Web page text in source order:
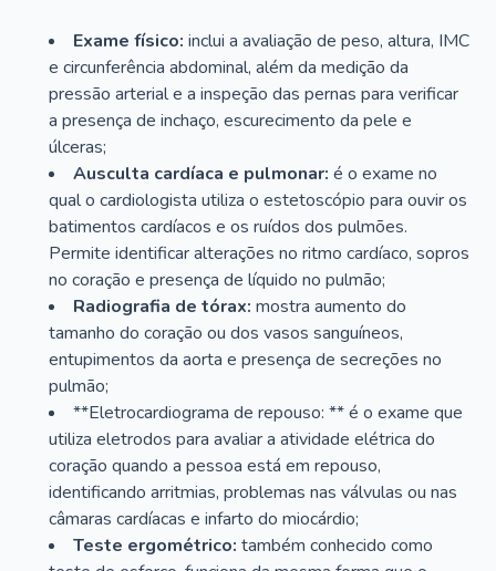
Exame físico: inclui a avaliação de peso, altura, IMC
e circunferência abdominal, além da medição da
pressão arterial e a inspeção das pernas para verificar
a presença de inchaço, escurecimento da pele e
úlceras;
Ausculta cardíaca e pulmonar: é o exame no
qual o cardiologista utiliza o estetoscópio para ouvir os
batimentos cardíacos e os ruídos dos pulmões.
Permite identificar alterações no ritmo cardíaco, sopros
no coração e presença de líquido no pulmão;
Radiografia de tórax: mostra aumento do
tamanho do coração ou dos vasos sanguíneos,
entupimentos da aorta e presença de secreções no
pulmão;
**Eletrocardiograma de repouso: ** é o exame que
utiliza eletrodos para avaliar a atividade elétrica do
coração quando a pessoa está em repouso,
identificando arritmias, problemas nas válvulas ou nas
câmaras cardíacas e infarto do miocárdio;
Teste ergométrico: também conhecido como